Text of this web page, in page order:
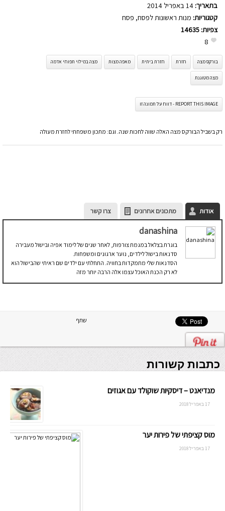
בתאריך:
קטגוריות: מנות ראשונות לפסח, פסח
צפיות: 14635
8
בורקס מצה חזרת חזרת ביתית מאפה מצות מצה במילוי תפוחי אדמה
מצה מטוגנת
REPORT THIS IMAGE - דווח על תמונה זו
רק בשביל הבורקס מצה האלה שווה לחכות שנה. וגם: מתכון משפחתי לחזרת מעולה
אודות מתכונים אחרונים צרו קשר
danashina
בוגרת בצלאל במגמת צורפות, לאחר שנים של לימוד אפיה ובישול מעבירה
סדנאות בישול לילדים, נוער ארגונים ומשפחות.
הסדנאות שלי מתמקדות בחוויה. התחלתי עם ילדים שם ראיתי שהבישול הוא
לא רק הכנת האוכל עצמו אלה הרבה יותר מזה
שתף
כתבות קשורות
מנדיאנט – דיסקיות שוקולד עם אגוזים
17 באפריל 2018
מוס קציפתי של פירות יער
17 באפריל 2018